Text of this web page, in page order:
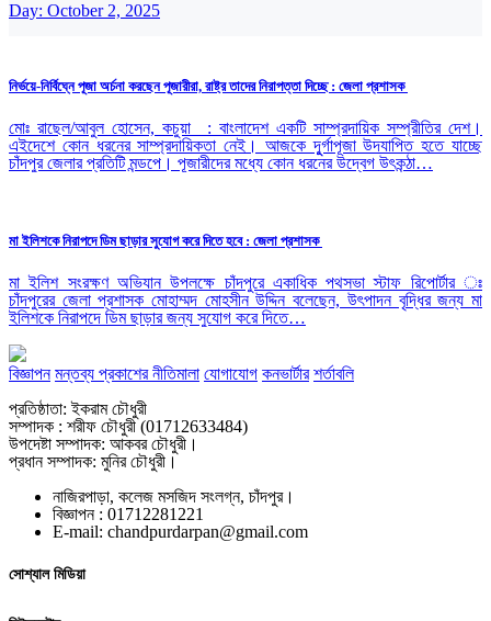
Day: October 2, 2025
নির্ভয়ে-নির্বিঘ্নে পূজা অর্চনা করছেন পূজারীরা, রাষ্ট্র তাদের নিরাপত্তা দিচ্ছে : জেলা প্রশাসক
মোঃ রাছেল/আবুল হোসেন, কচুয়া : বাংলাদেশ একটি সাম্প্রদায়িক সম্প্রীতির দেশ।
এইদেশে কোন ধরনের সাম্প্রদায়িকতা নেই। আজকে দূুর্গাপূজা উদযাপিত হতে যাচ্ছে
চাঁদপুর জেলার প্রতিটি মন্ডপে। পূজারীদের মধ্যে কোন ধরনের উদ্বেগ উৎকন্ঠা…
মা ইলিশকে নিরাপদে ডিম ছাড়ার সুযোগ করে দিতে হবে : জেলা প্রশাসক
মা ইলিশ সংরক্ষণ অভিযান উপলক্ষে চাঁদপুরে একাধিক পথসভা স্টাফ রিপোর্টার ঃ
চাঁদপুরের জেলা প্রশাসক মোহাম্মদ মোহসীন উদ্দিন বলেছেন, উৎপাদন বৃদ্ধির জন্য মা
ইলিশকে নিরাপদে ডিম ছাড়ার জন্য সুযোগ করে দিতে…
বিজ্ঞাপন মন্তব্য প্রকাশের নীতিমালা যোগাযোগ কনভার্টার শর্তাবলি
প্রতিষ্ঠাতা: ইকরাম চৌধুরী
সম্পাদক : শরীফ চৌধুরী (01712633484)
উপদেষ্টা সম্পাদক: আকবর চৌধুরী।
প্রধান সম্পাদক: মুনির চৌধুরী।
নাজিরপাড়া, কলেজ মসজিদ সংলগ্ন, চাঁদপুর।
‎বিজ্ঞাপন : 01712281221
‎E-mail: chandpurdarpan@gmail.com
সোশ্যাল মিডিয়া